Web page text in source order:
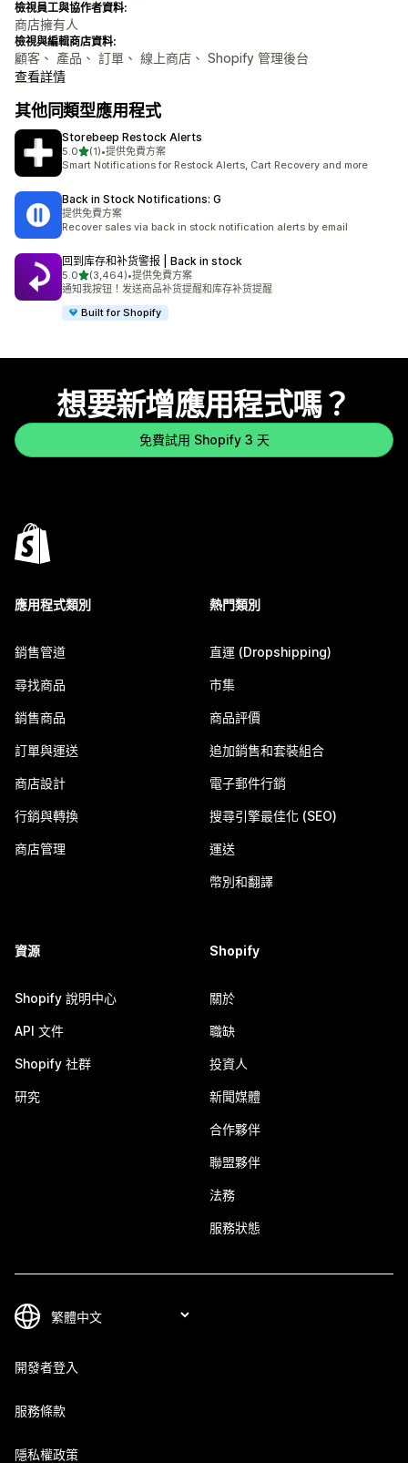
檢視員工與協作者資料:
商店擁有人
檢視與編輯商店資料:
顧客、 產品、 訂單、 線上商店、 Shopify 管理後台
查看詳情
其他同類型應用程式
Storebeep Restock Alerts
5.0滿分 5 顆星
(1)
共有 1 則評價
•提供免費方案
Smart Notifications for Restock Alerts, Cart Recovery and more
Back in Stock Notifications: G
提供免費方案
Recover sales via back in stock notification alerts by email
回到库存和补货警报 | Back in stock
5.0滿分 5 顆星
(3,464)
共有 3464 則評價
•提供免費方案
通知我按钮！发送商品补货提醒和库存补货提醒
Built for Shopify
想要新增應用程式嗎？
免費試用 Shopify 3 天
應用程式類別
銷售管道
尋找商品
銷售商品
訂單與運送
商店設計
行銷與轉換
商店管理
熱門類別
直運 (Dropshipping)
市集
商品評價
追加銷售和套裝組合
電子郵件行銷
搜尋引擎最佳化 (SEO)
運送
幣別和翻譯
資源
Shopify 說明中心
API 文件
Shopify 社群
研究
Shopify
關於
職缺
投資人
新聞媒體
合作夥伴
聯盟夥伴
法務
服務狀態
開發者登入
服務條款
隱私權政策